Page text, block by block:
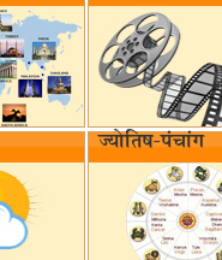
ज्योतिष-पंचांग